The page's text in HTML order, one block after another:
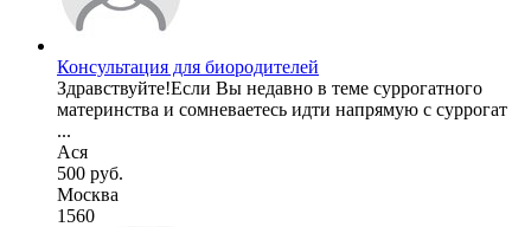
Консультация для биородителей
Здравствуйте!Если Вы недавно в теме суррогатного
материнства и сомневаетесь идти напрямую с суррогат
...
Ася
500 руб.
Москва
1560